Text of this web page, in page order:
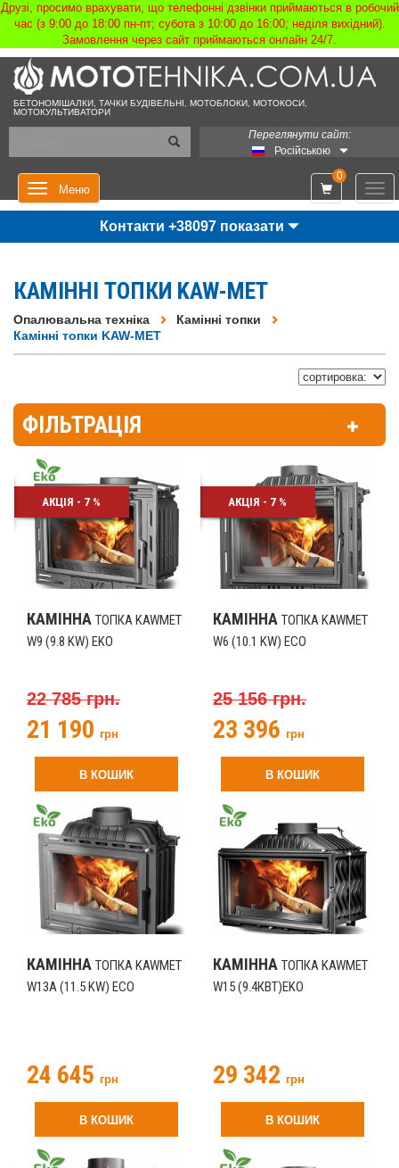
Друзі, просимо врахувати, що телефонні дзвінки приймаються в робочий
час (з 9:00 до 18:00 пн-пт; субота з 10:00 до 16:00; неділя вихідний).
Замовлення через сайт приймаються онлайн 24/7.
БЕТОНОМІШАЛКИ, ТАЧКИ БУДІВЕЛЬНІ, МОТОБЛОКИ, МОТОКОСИ,
МОТОКУЛЬТИВАТОРИ
Переглянути сайт:
Російською
Меню
0
Контакти +38097 показати
КАМІННІ ТОПКИ KAW-MET
Опалювальна техніка
Камінні топки
Камінні топки KAW-MET
ФІЛЬТРАЦІЯ
АКЦІЯ - 7 %
КАМІННА ТОПКА KAWMET
W9 (9.8 KW) EKO
22 785 грн.
21 190 грн
В КОШИК
АКЦІЯ - 7 %
КАМІННА ТОПКА KAWMET
W6 (10.1 KW) ECO
25 156 грн.
23 396 грн
В КОШИК
КАМІННА ТОПКА KAWMET
W13A (11.5 KW) EСO
24 645 грн
В КОШИК
КАМІННА ТОПКА KAWMET
W15 (9.4КВТ)EKO
29 342 грн
В КОШИК